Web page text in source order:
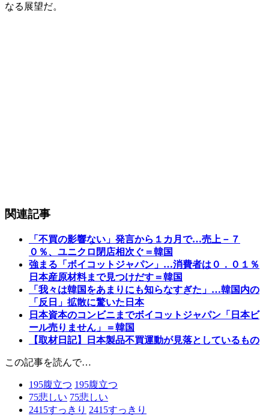
なる展望だ。
関連記事
「不買の影響ない」発言から１カ月で…売上－７
０％、ユニクロ閉店相次ぐ＝韓国
強まる「ボイコットジャパン」…消費者は０．０１％
日本産原材料まで見つけだす＝韓国
「我々は韓国をあまりにも知らなすぎた」…韓国内の
「反日」拡散に驚いた日本
日本資本のコンビニまでボイコットジャパン「日本ビ
ール売りません」＝韓国
【取材日記】日本製品不買運動が見落としているもの
この記事を読んで…
195腹立つ 195腹立つ
75悲しい 75悲しい
2415すっきり 2415すっきり